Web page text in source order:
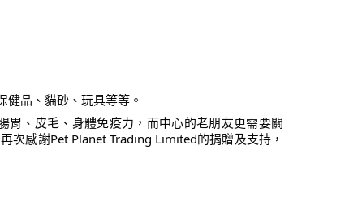
品、貓砂、玩具等等。
、皮毛、身體免疫力，而中心的老朋友更需要關
次感謝Pet Planet Trading Limited的捐贈及支持，